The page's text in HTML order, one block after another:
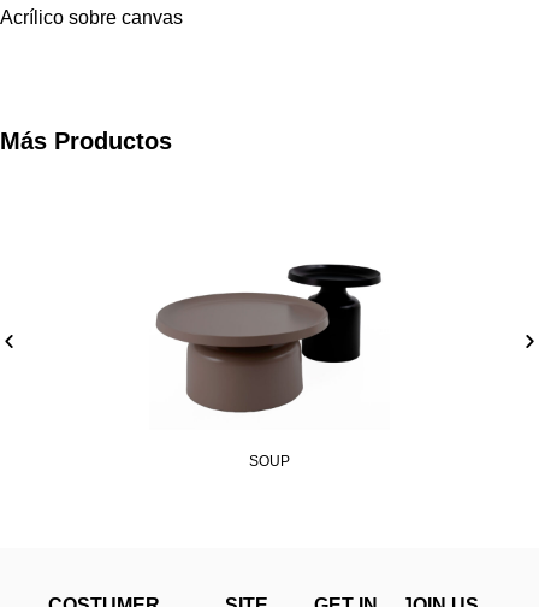
Acrílico sobre canvas
Más Productos
SOUP